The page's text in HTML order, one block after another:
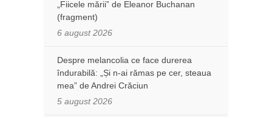
„Fiicele mării” de Eleanor Buchanan
(fragment)
6 august 2026
Despre melancolia ce face durerea
îndurabilă: „Și n-ai rămas pe cer, steaua
mea” de Andrei Crăciun
5 august 2026